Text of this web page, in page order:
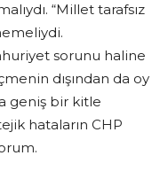
“Millet tarafsız
sorunu haline
dışından da oy
geniş bir kitle
hataların CHP